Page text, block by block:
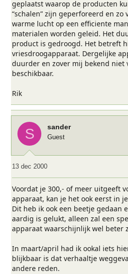
geplaatst waarop de producten
“schalen” zijn geperforeerd en zo
warme lucht op een efficiente
materialen worden geleid. Het
product is gedroogd. Het betreft
vriesdroogapparaat. Dergelijke
duurder en zover mij bekend niet
beschikbaar.
Rik
S sander
Guest
13 dec 2000
Voordat je 300,- of meer uitgeeft
apparaat, kan je het ook eerst in
Dit heb ik ook een beetje gedaan
aardig is gelukt, alleen zal een
apparaat waarschijnlijk wel beter
In maart/april had ik ookal iets
blijkbaar is dat verhaaltje
andere reden.